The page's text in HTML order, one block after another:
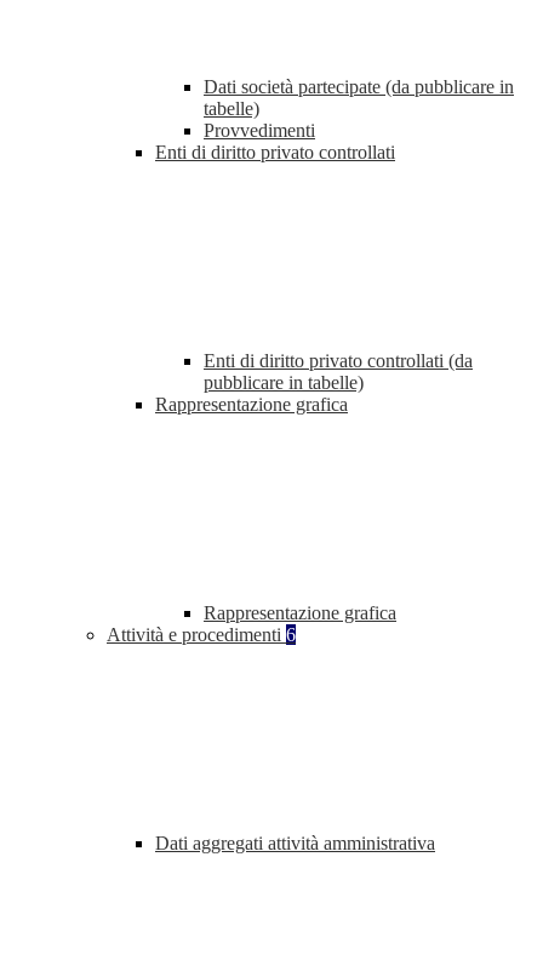
Dati società partecipate (da pubblicare in
tabelle)
Provvedimenti
Enti di diritto privato controllati
Enti di diritto privato controllati (da
pubblicare in tabelle)
Rappresentazione grafica
Rappresentazione grafica
Attività e procedimenti 6
Dati aggregati attività amministrativa